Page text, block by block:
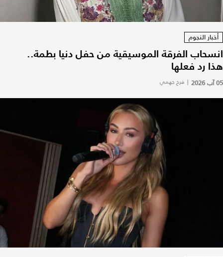
أخبار النجوم
انسحاب الفرقة الموسيقية من حفل دنيا بطمة..
هذا رد فعلها
05 آب 2026 | فرح جهمي